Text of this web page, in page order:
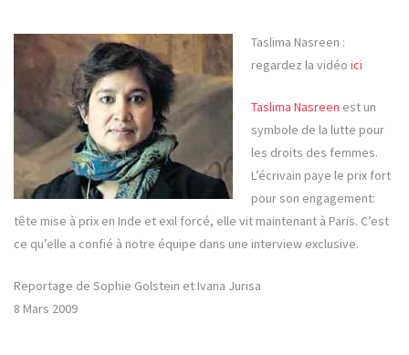
Taslima Nasreen :
regardez la vidéo ici
Taslima Nasreen est un
symbole de la lutte pour
les droits des femmes.
L’écrivain paye le prix fort
pour son engagement:
tête mise à prix en Inde et exil forcé, elle vit maintenant à Paris. C’est
ce qu’elle a confié à notre équipe dans une interview exclusive.
Reportage de Sophie Golstein et Ivana Jurisa
8 Mars 2009